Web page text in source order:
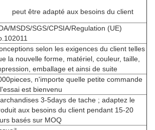
peut être adapté aux besoins du client
MSDS/SGS/CPSIA/Regulation (UE)
selon les exigences du client telles
la nouvelle forme, matériel, couleur, taille,
emballage et ainsi de suite
n'importe quelle petite commande
est bienvenu
3-5days de tache ; adaptez le
aux besoins du client pendant 15-20
basés sur MOQ